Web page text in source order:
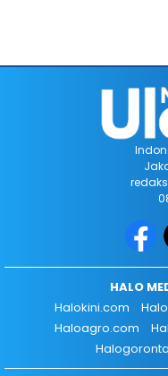
HALO
Halokini.com
Haloagro.com